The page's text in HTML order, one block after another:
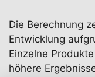
Die Berechnung
Entwicklung
Einzelne
höhere